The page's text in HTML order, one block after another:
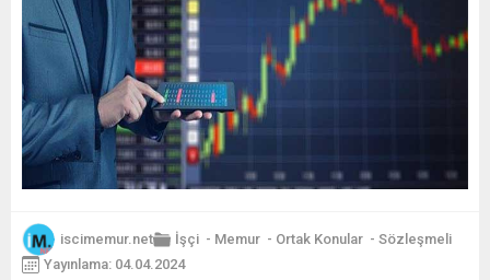
iscimemur.net İşçi - Memur - Ortak Konular - Sözleşmeli
Yayınlama: 04.04.2024